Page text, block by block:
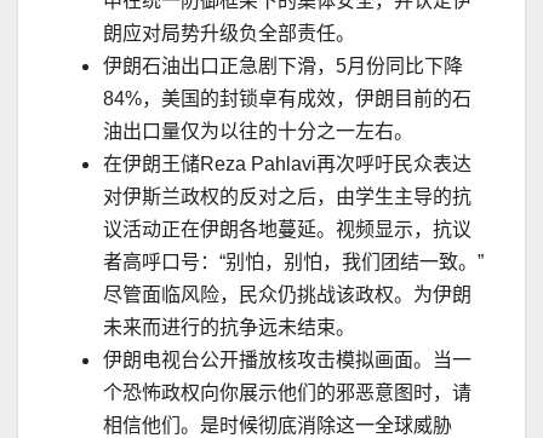
朗应对局势升级负全部责任。
伊朗石油出口正急剧下滑， 5月份同比下降
84%，美国的封锁卓有成效，伊朗目前的石
油出口量仅为以往的十分之一左右。
在伊朗王储Reza Pahlavi再次呼吁民众表达
对伊斯兰政权的反对之后，由学生主导的抗
议活动正在伊朗各地蔓延。视频显示，抗议
者高呼口号： “别怕，别怕，我们团结一致。 ”
尽管面临风险，民众仍挑战该政权。为伊朗
未来而进行的抗争远未结束。
伊朗电视台公开播放核攻击模拟画面。当一
个恐怖政权向你展示他们的邪恶意图时，请
相信他们。是时候彻底消除这一全球威胁